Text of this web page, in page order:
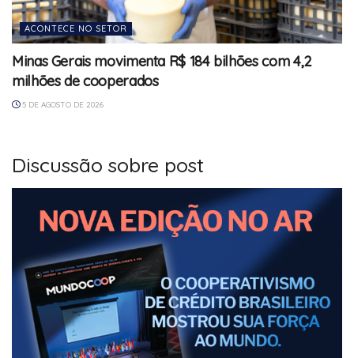
ACONTECE NO SETOR
Minas Gerais movimenta R$ 184 bilhões com 4,2
milhões de cooperados
5 DE AGOSTO DE 2026
Discussão sobre post